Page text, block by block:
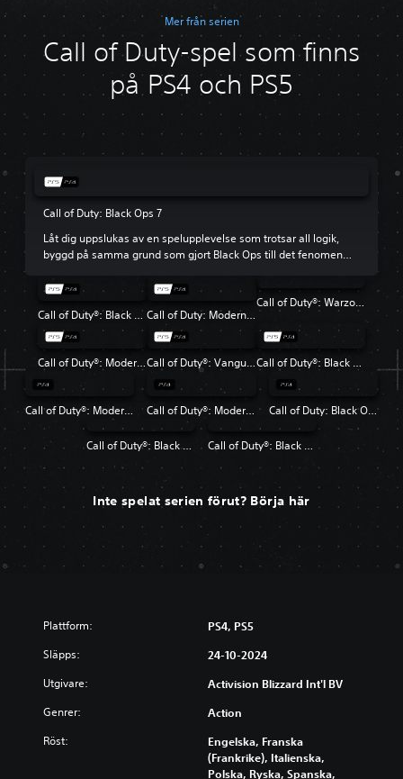
Mer från serien
Call of Duty-spel som finns
på PS4 och PS5
Call of Duty: Black Ops 7
Låt dig uppslukas av en spelupplevelse som trotsar all logik,
byggd på samma grund som gjort Black Ops till det fenomen
Call of Duty®: Black Ops 6 Call of Duty: Modern Warfare III
Call of Duty®: Warzone™
Call of Duty®: Modern Warfare® II Call of Duty®: Vanguard Call of Duty®: Black Ops Cold War
Call of Duty®: Modern Warfare® Call of Duty®: Modern Warfare® 2 Campaign Remastered Call of Duty: Black Ops 4
Call of Duty®: Black Ops Call of Duty®: Black Ops II
Inte spelat serien förut? Börja här
Plattform: PS4, PS5
Släpps: 24-10-2024
Utgivare: Activision Blizzard Int'l BV
Genrer: Action
Röst:
Engelska, Franska
(Frankrike), Italienska,
Polska, Ryska, Spanska,